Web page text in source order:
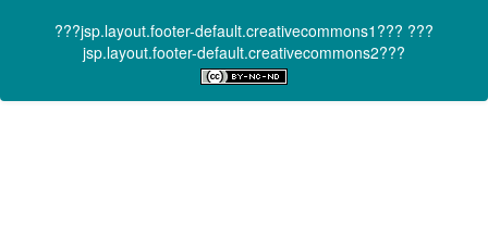
???jsp.layout.footer-default.creativecommons1??? ???
jsp.layout.footer-default.creativecommons2???